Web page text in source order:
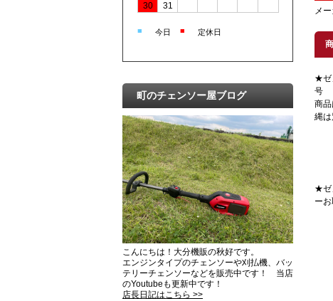
メ
★ゼ
号
商
縄は
★ゼ
ー
30
31
■ 今日 ■ 定休日
町のチェンソー屋ブログ
こんにちは！大分機販の秋好です。
エンジンタイプのチェンソーや刈払機、バッ
テリーチェンソーなどを販売中です！ 当店
のYoutubeも更新中です！
店長日記はこちら >>